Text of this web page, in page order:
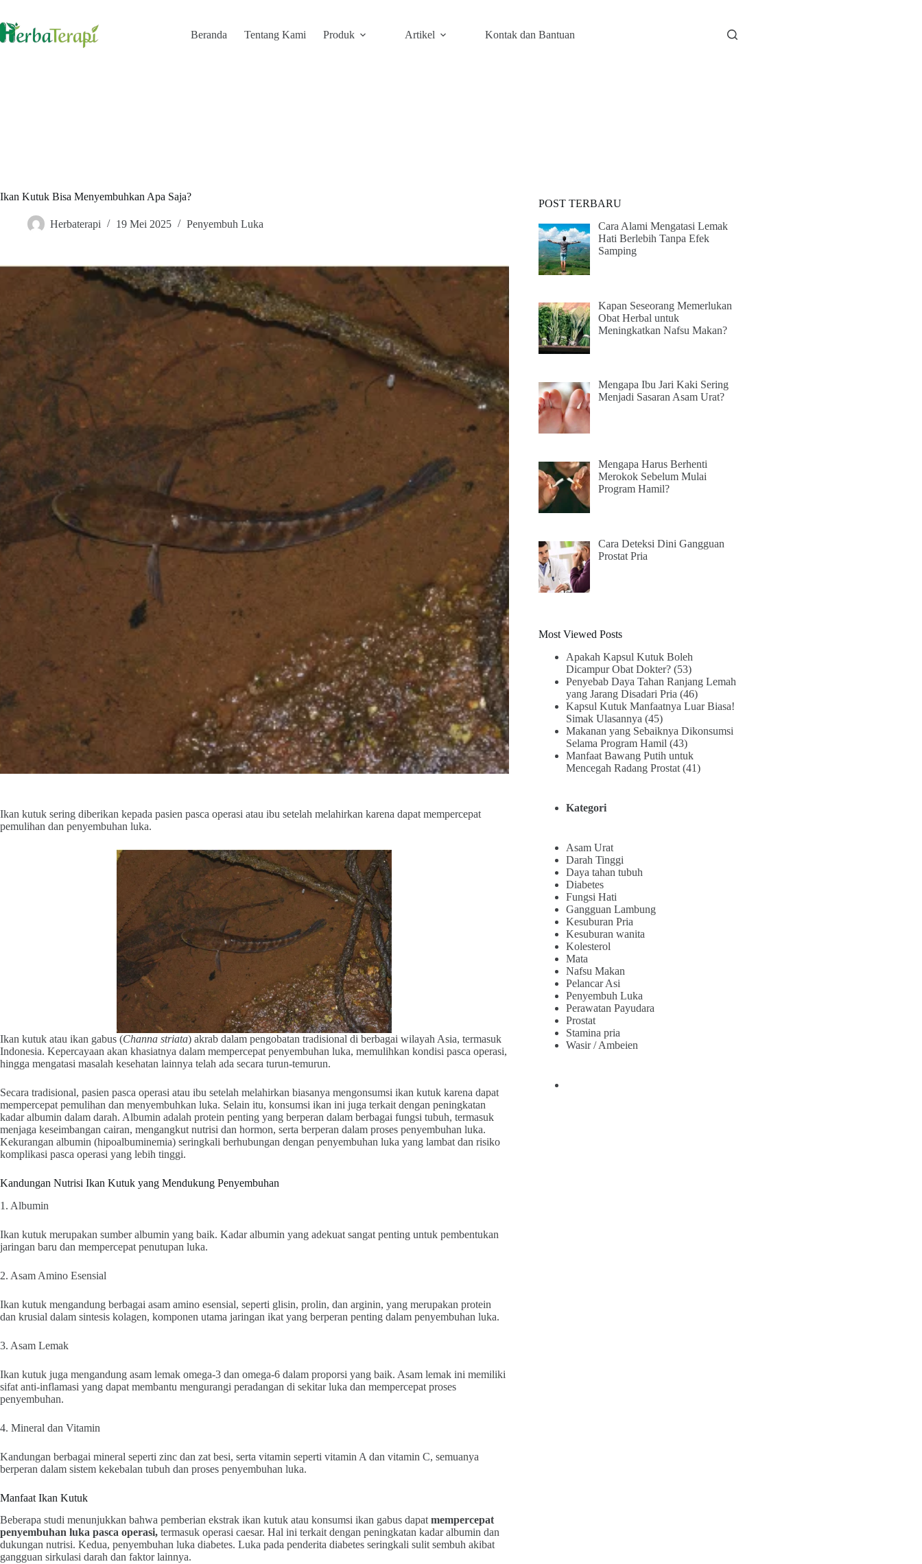
content
Beranda Tentang Kami Produk Artikel Kontak dan Bantuan
Ikan Kutuk Bisa Menyembuhkan Apa Saja?
Herbaterapi 19 Mei 2025 Penyembuh Luka
Ikan kutuk sering diberikan kepada pasien pasca operasi atau ibu setelah melahirkan karena dapat mempercepat
pemulihan dan penyembuhan luka.
Ikan kutuk atau ikan gabus (Channa striata) akrab dalam pengobatan tradisional di berbagai wilayah Asia, termasuk
Indonesia. Kepercayaan akan khasiatnya dalam mempercepat penyembuhan luka, memulihkan kondisi pasca operasi,
hingga mengatasi masalah kesehatan lainnya telah ada secara turun-temurun.
Secara tradisional, pasien pasca operasi atau ibu setelah melahirkan biasanya mengonsumsi ikan kutuk karena dapat
mempercepat pemulihan dan menyembuhkan luka. Selain itu, konsumsi ikan ini juga terkait dengan peningkatan
kadar albumin dalam darah. Albumin adalah protein penting yang berperan dalam berbagai fungsi tubuh, termasuk
menjaga keseimbangan cairan, mengangkut nutrisi dan hormon, serta berperan dalam proses penyembuhan luka.
Kekurangan albumin (hipoalbuminemia) seringkali berhubungan dengan penyembuhan luka yang lambat dan risiko
komplikasi pasca operasi yang lebih tinggi.
Kandungan Nutrisi Ikan Kutuk yang Mendukung Penyembuhan
1. Albumin
Ikan kutuk merupakan sumber albumin yang baik. Kadar albumin yang adekuat sangat penting untuk pembentukan
jaringan baru dan mempercepat penutupan luka.
2. Asam Amino Esensial
Ikan kutuk mengandung berbagai asam amino esensial, seperti glisin, prolin, dan arginin, yang merupakan protein
dan krusial dalam sintesis kolagen, komponen utama jaringan ikat yang berperan penting dalam penyembuhan luka.
3. Asam Lemak
Ikan kutuk juga mengandung asam lemak omega-3 dan omega-6 dalam proporsi yang baik. Asam lemak ini memiliki
sifat anti-inflamasi yang dapat membantu mengurangi peradangan di sekitar luka dan mempercepat proses
penyembuhan.
4. Mineral dan Vitamin
Kandungan berbagai mineral seperti zinc dan zat besi, serta vitamin seperti vitamin A dan vitamin C, semuanya
berperan dalam sistem kekebalan tubuh dan proses penyembuhan luka.
Manfaat Ikan Kutuk
Beberapa studi menunjukkan bahwa pemberian ekstrak ikan kutuk atau konsumsi ikan gabus dapatmempercepat
penyembuhan luka pasca operasi, termasuk operasi caesar. Hal ini terkait dengan peningkatan kadar albumin dan
dukungan nutrisi. Kedua, penyembuhan luka diabetes. Luka pada penderita diabetes seringkali sulit sembuh akibat
gangguan sirkulasi darah dan faktor lainnya.
POST TERBARU
Cara Alami Mengatasi Lemak
Hati Berlebih Tanpa Efek
Samping
Kapan Seseorang Memerlukan
Obat Herbal untuk
Meningkatkan Nafsu Makan?
Mengapa Ibu Jari Kaki Sering
Menjadi Sasaran Asam Urat?
Mengapa Harus Berhenti
Merokok Sebelum Mulai
Program Hamil?
Cara Deteksi Dini Gangguan
Prostat Pria
Most Viewed Posts
Apakah Kapsul Kutuk Boleh
Dicampur Obat Dokter? (53)
Penyebab Daya Tahan Ranjang Lemah
yang Jarang Disadari Pria (46)
Kapsul Kutuk Manfaatnya Luar Biasa!
Simak Ulasannya (45)
Makanan yang Sebaiknya Dikonsumsi
Selama Program Hamil (43)
Manfaat Bawang Putih untuk
Mencegah Radang Prostat (41)
Kategori
Asam Urat
Darah Tinggi
Daya tahan tubuh
Diabetes
Fungsi Hati
Gangguan Lambung
Kesuburan Pria
Kesuburan wanita
Kolesterol
Mata
Nafsu Makan
Pelancar Asi
Penyembuh Luka
Perawatan Payudara
Prostat
Stamina pria
Wasir / Ambeien